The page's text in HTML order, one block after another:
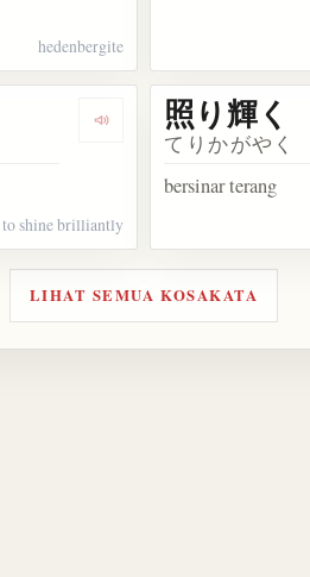
hedenbergite
Dengarkan kosakata 燦然
to shine brilliantly
照り輝く
てりかがやく
bersinar terang
LIHAT SEMUA KOSAKATA